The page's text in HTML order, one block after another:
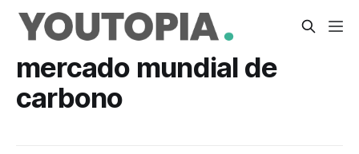
mercado mundial de
carbono